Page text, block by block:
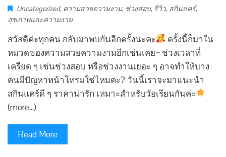
Uncategorized, ความสวยความงาม, ช่วงสอบ, รีวิว, สกินแคร์,
สุขภาพและความงาม
สวัสดีค่ะทุกคน กลับมาพบกันอีกครั้งนะคะ
ครั้งนี้ก็มาใน
หมวดของความสวยความงามอีกเช่นเคย~ ช่วงเวลาที่
เครียด ๆ เช่นช่วงสอบ หรือช่วงงานเยอะ ๆ อาจทำให้บาง
คนมีปัญหาหน้าโทรมใช่ไหมคะ? วันนี้เราจะมาแนะนำ
สกินแคร์ดี ๆ ราคาน่ารัก เหมาะสำหรับวัยเรียนกันค่ะ
(more…)
Read More